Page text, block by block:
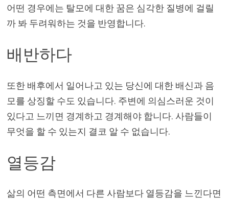
어떤 경우에는 탈모에 대한 꿈은 심각한 질병에 걸릴
까 봐 두려워하는 것을 반영합니다.
배반하다
또한 배후에서 일어나고 있는 당신에 대한 배신과 음
모를 상징할 수도 있습니다. 주변에 의심스러운 것이
있다고 느끼면 경계하고 경계해야 합니다. 사람들이
무엇을 할 수 있는지 결코 알 수 없습니다.
열등감
삶의 어떤 측면에서 다른 사람보다 열등감을 느낀다면